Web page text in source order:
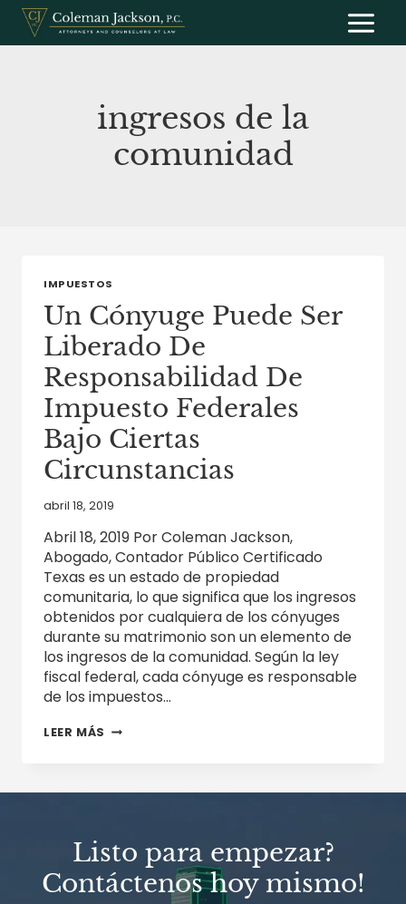
Saltar
contenido
ingresos de la
comunidad
IMPUESTOS
Un Cónyuge Puede Ser
Liberado De
Responsabilidad De
Impuesto Federales
Bajo Ciertas
Circunstancias
abril 18, 2019
Abril 18, 2019 Por Coleman Jackson,
Abogado, Contador Público Certificado
Texas es un estado de propiedad
comunitaria, lo que significa que los ingresos
obtenidos por cualquiera de los cónyuges
durante su matrimonio son un elemento de
los ingresos de la comunidad. Según la ley
fiscal federal, cada cónyuge es responsable
de los impuestos…
LEER MÁS UN
LIBERADO
IMPUESTO
FEDERALES
BAJO
Listo para empezar?
Contáctenos hoy mismo!